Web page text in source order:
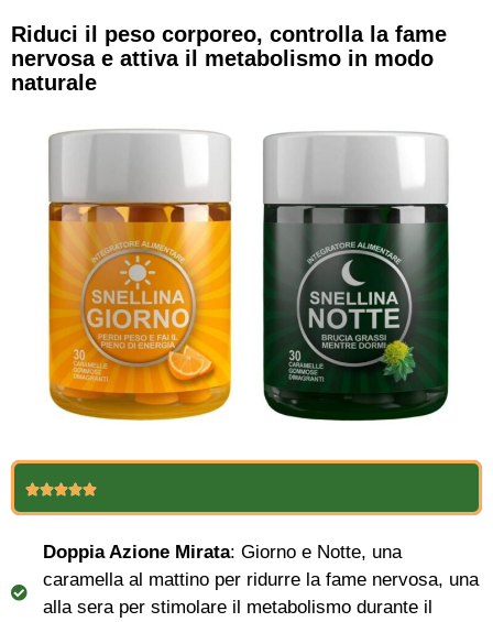
Riduci il peso corporeo, controlla la fame
nervosa e attiva il metabolismo in modo
naturale
Doppia Azione Mirata: Giorno e Notte, una
caramella al mattino per ridurre la fame nervosa, una
alla sera per stimolare il metabolismo durante il